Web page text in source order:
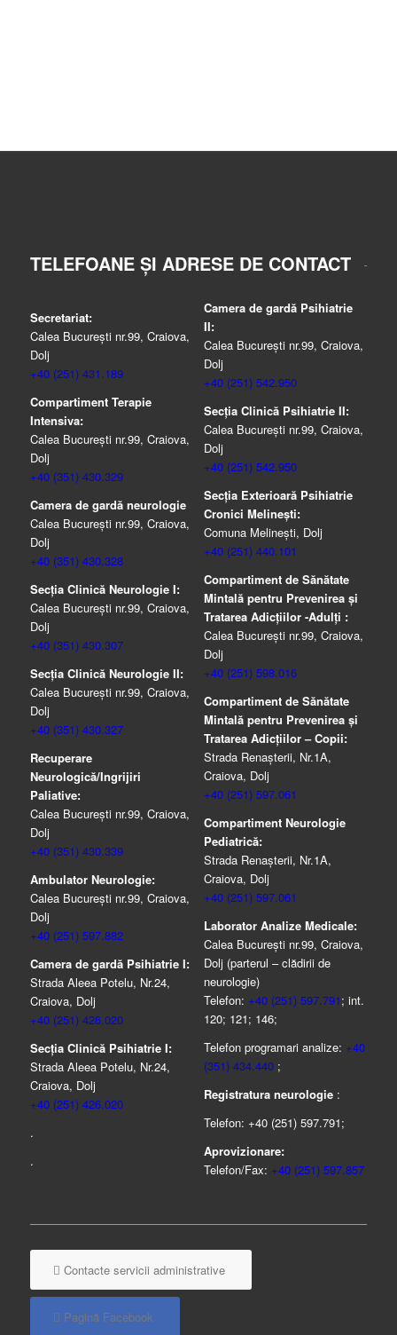
TELEFOANE ȘI ADRESE DE CONTACT
Secretariat:
Calea București nr.99, Craiova,
Dolj
+40 (251) 431.189
Compartiment Terapie
Intensiva:
Calea București nr.99, Craiova,
Dolj
+40 (351) 430.329
Camera de gardă neurologie
Calea București nr.99, Craiova,
Dolj
+40 (351) 430.328
Secția Clinică Neurologie I:
Calea București nr.99, Craiova,
Dolj
+40 (351) 430.307
Secția Clinică Neurologie II:
Calea București nr.99, Craiova,
Dolj
+40 (351) 430.327
Recuperare
Neurologică/Ingrijiri
Paliative:
Calea București nr.99, Craiova,
Dolj
+40 (351) 430.339
Ambulator Neurologie:
Calea București nr.99, Craiova,
Dolj
+40 (251) 597.882
Camera de gardă Psihiatrie I:
Strada Aleea Potelu, Nr.24,
Craiova, Dolj
+40 (251) 426.020
Secția Clinică Psihiatrie I:
Strada Aleea Potelu, Nr.24,
Craiova, Dolj
+40 (251) 426.020
.
.
Camera de gardă Psihiatrie
II:
Calea București nr.99, Craiova,
Dolj
+40 (251) 542.950
Secția Clinică Psihiatrie II:
Calea București nr.99, Craiova,
Dolj
+40 (251) 542.950
Secția Exterioară Psihiatrie
Cronici Melinești:
Comuna Melinești, Dolj
+40 (251) 440.101
Compartiment de Sănătate
Mintală pentru Prevenirea şi
Tratarea Adicţiilor -Adulţi :
Calea București nr.99, Craiova,
Dolj
+40 (251) 598.016
Compartiment de Sănătate
Mintală pentru Prevenirea şi
Tratarea Adicţiilor – Copii:
Strada Renașterii, Nr.1A,
Craiova, Dolj
+40 (251) 597.061
Compartiment Neurologie
Pediatrică:
Strada Renaşterii, Nr.1A,
Craiova, Dolj
+40 (251) 597.061
Laborator Analize Medicale:
Calea București nr.99, Craiova,
Dolj (parterul – clădirii de
neurologie)
Telefon: +40 (251) 597.791; int.
120; 121; 146;
Telefon programari analize: +40
(351) 434.440 ;
Registratura neurologie :
Telefon: +40 (251) 597.791;
Aprovizionare:
Telefon/Fax: +40 (251) 597.857
Contacte servicii administrative
Pagină Facebook